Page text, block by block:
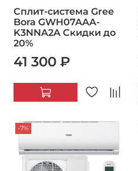
Сплит-система Gree
Bora GWH07AAA-
K3NNA2A Скидки до
20%
41 300 ₽
-7%